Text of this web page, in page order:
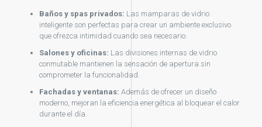
Baños y spas privados: Las mamparas de vidrio
inteligente son perfectas para crear un ambiente exclusivo
que ofrezca intimidad cuando sea necesario.
Salones y oficinas: Las divisiones internas de vidrio
conmutable mantienen la sensación de apertura sin
comprometer la funcionalidad.
Fachadas y ventanas: Además de ofrecer un diseño
moderno, mejoran la eficiencia energética al bloquear el calor
durante el día.